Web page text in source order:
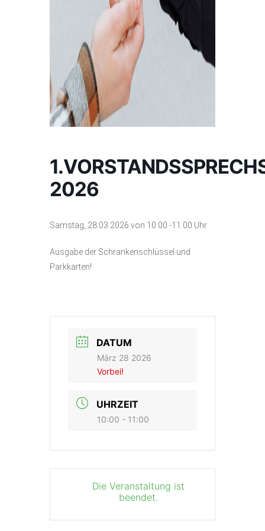
2026
Samstag, 28.03.2026 von 10.00 -11.00 Uhr
Ausgabe der Schrankenschlüssel und
Parkkarten!
DATUM
März 28 2026
Vorbei!
UHRZEIT
10:00 - 11:00
Die Veranstaltung ist
beendet.